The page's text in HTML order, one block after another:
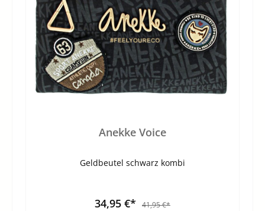
Anekke Voice
Geldbeutel schwarz kombi
34,95 €* 41,95 €*